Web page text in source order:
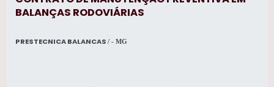
BALANÇAS RODOVIÁRIAS
PRESTECNICA BALANCAS / - MG